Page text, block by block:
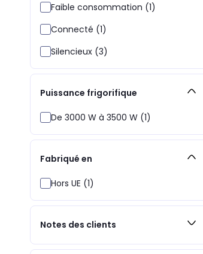
Faible consommation (1)
Connecté (1)
Silencieux (3)
Puissance frigorifique
De 3000 W à 3500 W (1)
Fabriqué en
Hors UE (1)
Notes des clients